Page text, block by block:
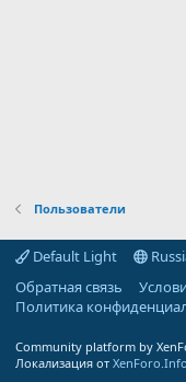
Пользователи
Default Light
Обратная связь
Политика
Community platform by
Локализация от XenForo.Info